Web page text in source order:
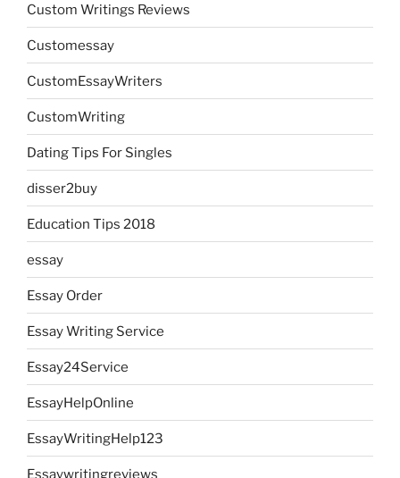
Custom Writings Reviews
Customessay
CustomEssayWriters
CustomWriting
Dating Tips For Singles
disser2buy
Education Tips 2018
essay
Essay Order
Essay Writing Service
Essay24Service
EssayHelpOnline
EssayWritingHelp123
Essaywritingreviews